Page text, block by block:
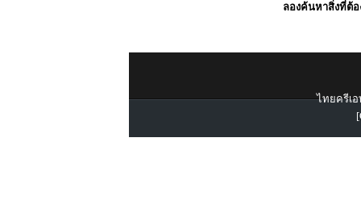
ลองค้นหาสิ่งที่ต้อ
ไทยครีเอ
[